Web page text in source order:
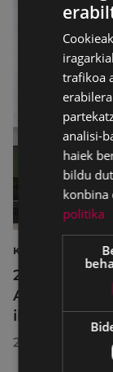
KULTURA
2026ko
2026/07/23
trafikoa
analisi-
haiek
bildu
konbina
politika